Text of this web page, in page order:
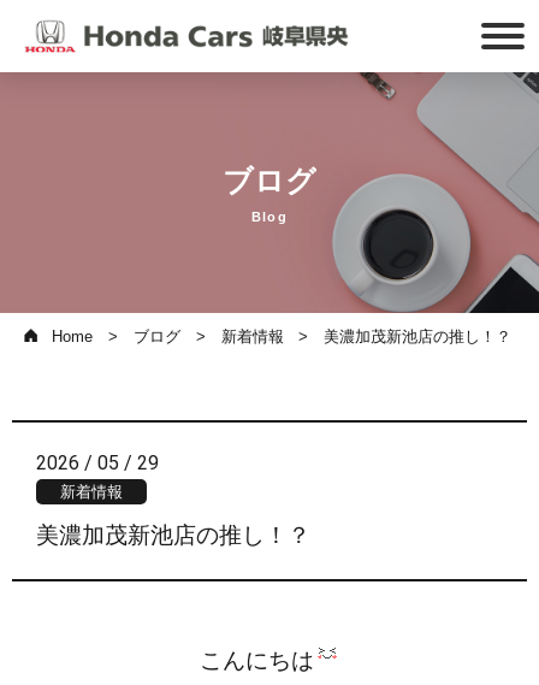
ブログ
Blog
Home ブログ 新着情報 美濃加茂新池店の推し！？
2026 / 05 / 29
新着情報
美濃加茂新池店の推し！？
こんにちは